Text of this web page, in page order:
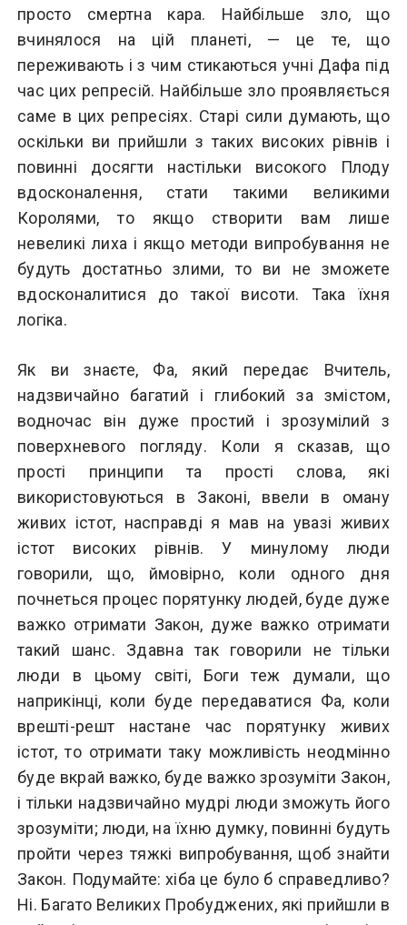
просто смертна кара. Найбільше зло, що
вчинялося на цій планеті, — це те, що
переживають і з чим стикаються учні Дафа під
час цих репресій. Найбільше зло проявляється
саме в цих репресіях. Старі сили думають, що
оскільки ви прийшли з таких високих рівнів і
повинні досягти настільки високого Плоду
вдосконалення, стати такими великими
Королями, то якщо створити вам лише
невеликі лиха і якщо методи випробування не
будуть достатньо злими, то ви не зможете
вдосконалитися до такої висоти. Така їхня
логіка.
Як ви знаєте, Фа, який передає Вчитель,
надзвичайно багатий і глибокий за змістом,
водночас він дуже простий і зрозумілий з
поверхневого погляду. Коли я сказав, що
прості принципи та прості слова, які
використовуються в Законі, ввели в оману
живих істот, насправді я мав на увазі живих
істот високих рівнів. У минулому люди
говорили, що, ймовірно, коли одного дня
почнеться процес порятунку людей, буде дуже
важко отримати Закон, дуже важко отримати
такий шанс. Здавна так говорили не тільки
люди в цьому світі, Боги теж думали, що
наприкінці, коли буде передаватися Фа, коли
врешті-решт настане час порятунку живих
істот, то отримати таку можливість неодмінно
буде вкрай важко, буде важко зрозуміти Закон,
і тільки надзвичайно мудрі люди зможуть його
зрозуміти; люди, на їхню думку, повинні будуть
пройти через тяжкі випробування, щоб знайти
Закон. Подумайте: хіба це було б справедливо?
Ні. Багато Великих Пробуджених, які прийшли в